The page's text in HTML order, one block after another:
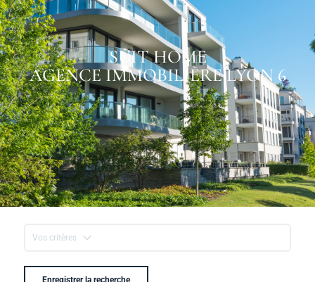
SUIT HOME
AGENCE IMMOBILIÈRE LYON 6
Vos critères
Enregistrer la recherche